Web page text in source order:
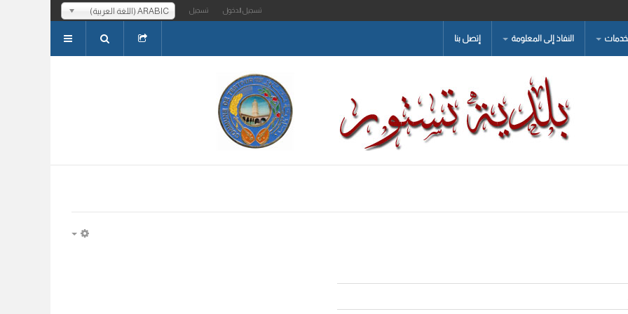
ARABIC (اللغة العربية) تسجيل الدخول تسجيل
النفاذ إلى المعلومة إتصل بنا